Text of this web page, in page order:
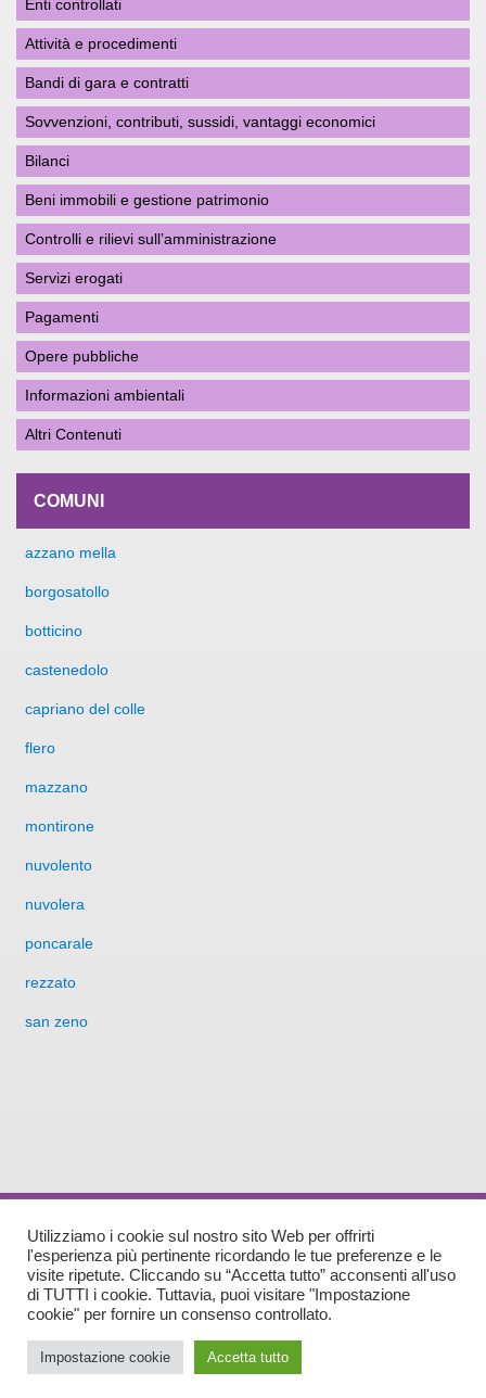
Enti controllati
Attività e procedimenti
Bandi di gara e contratti
Sovvenzioni, contributi, sussidi, vantaggi economici
Bilanci
Beni immobili e gestione patrimonio
Controlli e rilievi sull’amministrazione
Servizi erogati
Pagamenti
Opere pubbliche
Informazioni ambientali
Altri Contenuti
COMUNI
azzano mella
borgosatollo
botticino
castenedolo
capriano del colle
flero
mazzano
montirone
nuvolento
nuvolera
poncarale
rezzato
san zeno
Utilizziamo i cookie sul nostro sito Web per offrirti
l'esperienza più pertinente ricordando le tue preferenze e le
visite ripetute. Cliccando su “Accetta tutto” acconsenti all'uso
di TUTTI i cookie. Tuttavia, puoi visitare "Impostazione
cookie" per fornire un consenso controllato.
Impostazione cookie Accetta tutto
Piazza Vantini, 21 - C.A.P. 25086
Tel (030)2794095 - Fax(030)2595155 - E-mail:info@pdzbsest.it-asc@pec.pdzbsest.it
P.IVA 02803260989